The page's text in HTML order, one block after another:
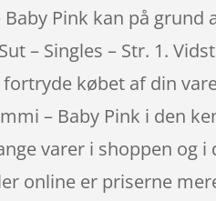
Baby Pink kan på
– Singles – Str. 1.
købet af din
– Baby Pink i den
varer i shoppen og
online er priserne